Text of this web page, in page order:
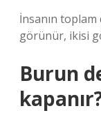
İnsanın
görünür, ikisi
Burun